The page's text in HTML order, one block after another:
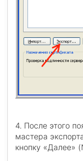
4. После этого
мастера
кнопку «Далее»